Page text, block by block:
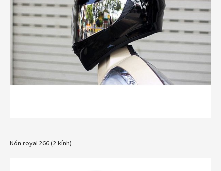
Nón royal 266 (2 kính)